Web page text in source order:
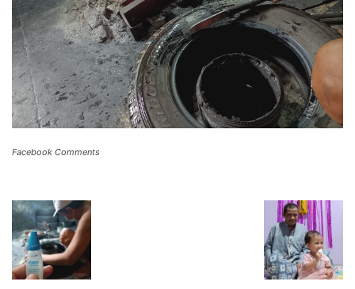
Facebook Comments